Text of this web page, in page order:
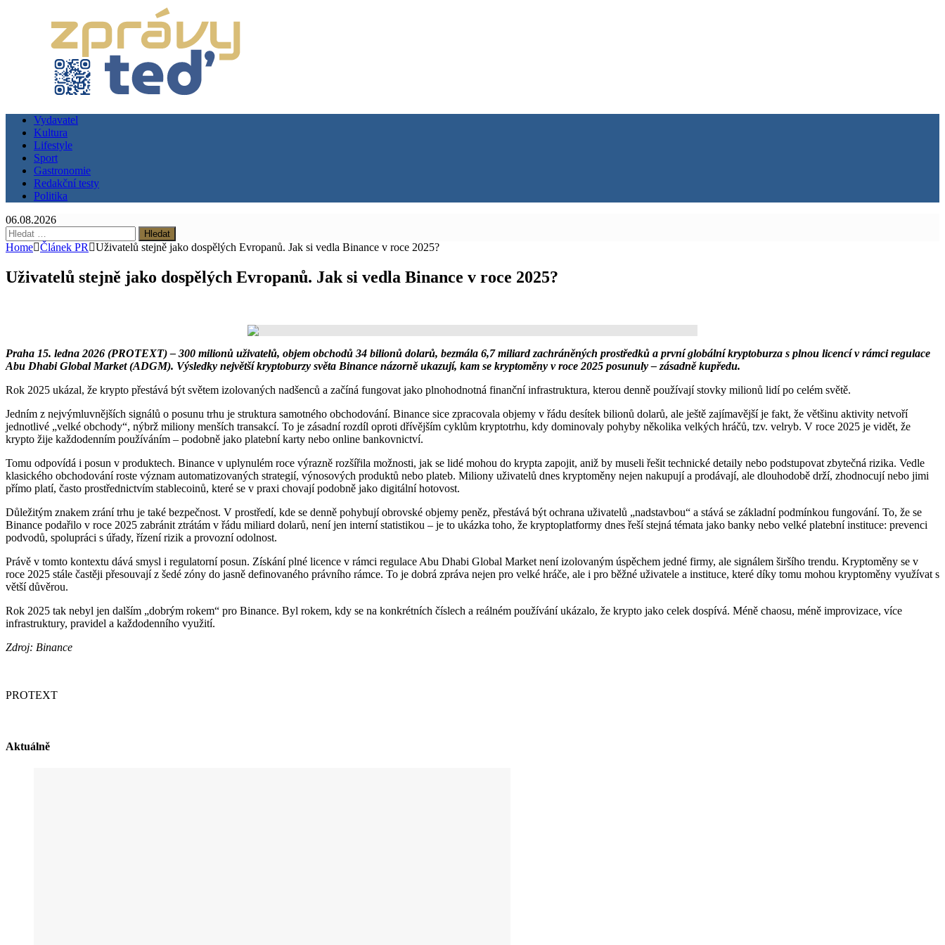
Vydavatel
Kultura
Lifestyle
Sport
Gastronomie
Redakční testy
Politika
06.08.2026
Vyhledávání
Home Článek PR Uživatelů stejně jako dospělých Evropanů. Jak si vedla Binance v roce 2025?
Uživatelů stejně jako dospělých Evropanů. Jak si vedla Binance v roce 2025?
Praha 15. ledna 2026 (PROTEXT) – 300 milionů uživatelů, objem obchodů 34 bilionů dolarů, bezmála 6,7 miliard zachráněných prostředků a první globální kryptoburza s plnou licencí v rámci regulace
Abu Dhabi Global Market (ADGM). Výsledky největší kryptoburzy světa Binance názorně ukazují, kam se kryptoměny v roce 2025 posunuly – zásadně kupředu.
Rok 2025 ukázal, že krypto přestává být světem izolovaných nadšenců a začíná fungovat jako plnohodnotná finanční infrastruktura, kterou denně používají stovky milionů lidí po celém světě.
Jedním z nejvýmluvnějších signálů o posunu trhu je struktura samotného obchodování. Binance sice zpracovala objemy v řádu desítek bilionů dolarů, ale ještě zajímavější je fakt, že většinu aktivity netvoří
jednotlivé „velké obchody“, nýbrž miliony menších transakcí. To je zásadní rozdíl oproti dřívějším cyklům kryptotrhu, kdy dominovaly pohyby několika velkých hráčů, tzv. velryb. V roce 2025 je vidět, že
krypto žije každodenním používáním – podobně jako platební karty nebo online bankovnictví.
Tomu odpovídá i posun v produktech. Binance v uplynulém roce výrazně rozšířila možnosti, jak se lidé mohou do krypta zapojit, aniž by museli řešit technické detaily nebo podstupovat zbytečná rizika. Vedle
klasického obchodování roste význam automatizovaných strategií, výnosových produktů nebo plateb. Miliony uživatelů dnes kryptoměny nejen nakupují a prodávají, ale dlouhodobě drží, zhodnocují nebo jimi
přímo platí, často prostřednictvím stablecoinů, které se v praxi chovají podobně jako digitální hotovost.
Důležitým znakem zrání trhu je také bezpečnost. V prostředí, kde se denně pohybují obrovské objemy peněz, přestává být ochrana uživatelů „nadstavbou“ a stává se základní podmínkou fungování. To, že se
Binance podařilo v roce 2025 zabránit ztrátám v řádu miliard dolarů, není jen interní statistikou – je to ukázka toho, že kryptoplatformy dnes řeší stejná témata jako banky nebo velké platební instituce: prevenci
podvodů, spolupráci s úřady, řízení rizik a provozní odolnost.
Právě v tomto kontextu dává smysl i regulatorní posun. Získání plné licence v rámci regulace Abu Dhabi Global Market není izolovaným úspěchem jedné firmy, ale signálem širšího trendu. Kryptoměny se v
roce 2025 stále častěji přesouvají z šedé zóny do jasně definovaného právního rámce. To je dobrá zpráva nejen pro velké hráče, ale i pro běžné uživatele a instituce, které díky tomu mohou kryptoměny využívat s
větší důvěrou.
Rok 2025 tak nebyl jen dalším „dobrým rokem“ pro Binance. Byl rokem, kdy se na konkrétních číslech a reálném používání ukázalo, že krypto jako celek dospívá. Méně chaosu, méně improvizace, více
infrastruktury, pravidel a každodenního využití.
Zdroj: Binance
PROTEXT
Aktuálně